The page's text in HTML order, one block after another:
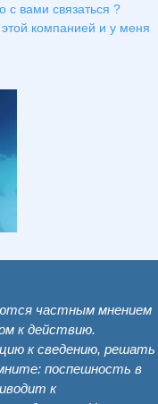
с вами связаться ?
компанией и у меня
частным мнением
к действию.
к сведению, решать
поспешность в
к